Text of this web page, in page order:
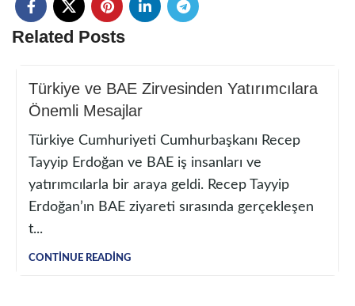
Related Posts
Türkiye ve BAE Zirvesinden Yatırımcılara
Önemli Mesajlar
Türkiye Cumhuriyeti Cumhurbaşkanı Recep
Tayyip Erdoğan ve BAE iş insanları ve
yatırımcılarla bir araya geldi. Recep Tayyip
Erdoğan’ın BAE ziyareti sırasında gerçekleşen
t...
CONTINUE READING